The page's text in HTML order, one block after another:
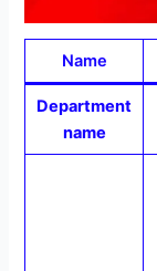
Name
Department
name